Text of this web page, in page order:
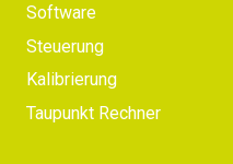
Software
Steuerung
Kalibrierung
Taupunkt Rechner